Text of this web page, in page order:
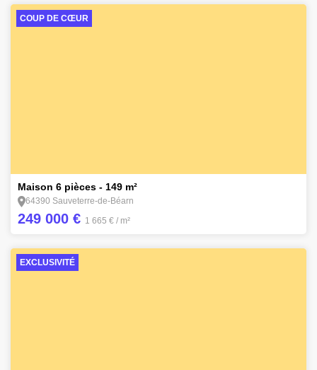
COUP DE CŒUR
Maison 6 pièces - 149 m²
64390 Sauveterre-de-Béarn
249 000 € 1 665 € / m²
EXCLUSIVITÉ